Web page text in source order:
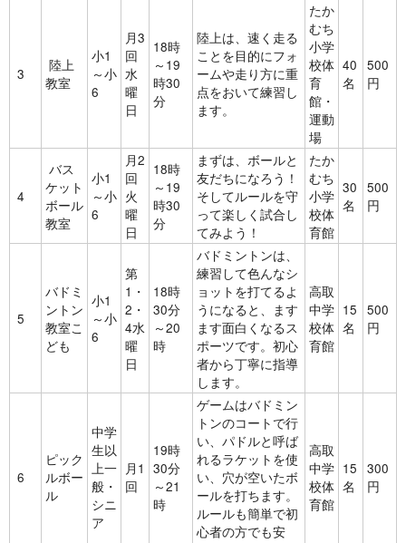
3
陸上
教室
小1
～小
6
月3
回
水
曜
日
18時
～19
時30
分
陸上は、速く走る
ことを目的にフォ
ームや走り方に重
点をおいて練習し
ます。
たか
むち
小学
校体
育
館・
運動
場
40
名
500
円
4
バス
ケット
ボール
教室
小1
～小
6
月2
回
火
曜
日
18時
～19
時30
分
まずは、ボールと
友だちになろう！
そしてルールを守
って楽しく試合し
てみよう！
たか
むち
小学
校体
育館
30
名
500
円
5
バドミ
ントン
教室こ
ども
小1
～小
6
第
1・
2・
4水
曜
日
18時
30分
～20
時
バドミントンは、
練習して色んなシ
ョットを打てるよ
うになると、ます
ます面白くなるス
ポーツです。初心
者から丁寧に指導
します。
高取
中学
校体
育館
15
名
500
円
6
ピック
ルボー
ル
中学
生以
上一
般・
シニ
ア
月1
回
19時
30分
～21
時
ゲームはバドミン
トンのコートで行
い、パドルと呼ば
れるラケットを使
い、穴が空いたボ
ールを打ちます。
ルールも簡単で初
心者の方でも安
高取
中学
校体
育館
15
名
300
円